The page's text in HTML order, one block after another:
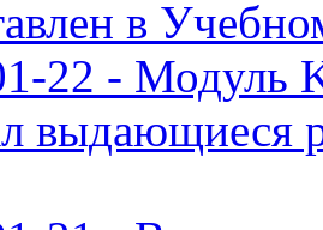
в
22 - Модуль
выдающиеся